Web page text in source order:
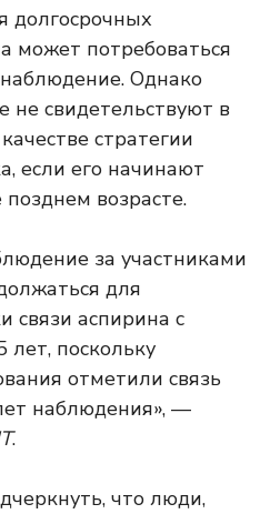
долгосрочных
может потребоваться
Однако
свидетельствуют в
стратегии
если его начинают
возрасте.
за участниками
для
связи аспирина с
лет, поскольку
отметили связь
наблюдения», —
.
что люди,